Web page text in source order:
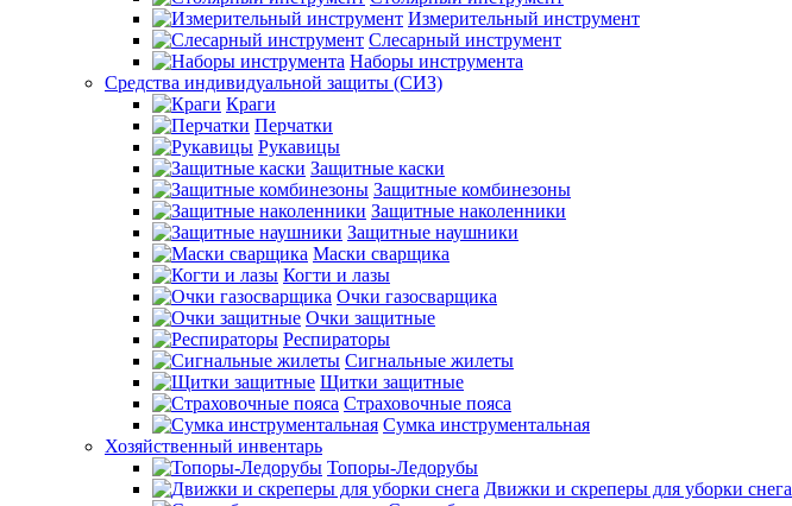
Измерительный инструмент
Слесарный инструмент
Наборы инструмента
Средства индивидуальной защиты (СИЗ)
Краги
Перчатки
Рукавицы
Защитные каски
Защитные комбинезоны
Защитные наколенники
Защитные наушники
Маски сварщика
Когти и лазы
Очки газосварщика
Очки защитные
Респираторы
Сигнальные жилеты
Щитки защитные
Страховочные пояса
Сумка инструментальная
Хозяйственный инвентарь
Топоры-Ледорубы
Движки и скреперы для уборки снега